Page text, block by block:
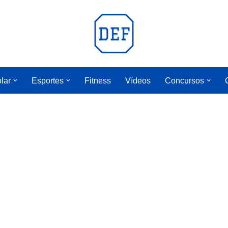
Esportes Fitness Vídeos Concursos